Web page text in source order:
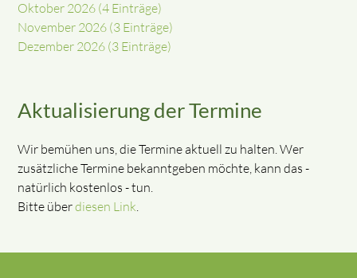
Oktober 2026 (4 Einträge)
November 2026 (3 Einträge)
Dezember 2026 (3 Einträge)
Aktualisierung der Termine
Wir bemühen uns, die Termine aktuell zu halten. Wer
zusätzliche Termine bekanntgeben möchte, kann das -
natürlich kostenlos - tun.
Bitte überdiesen Link